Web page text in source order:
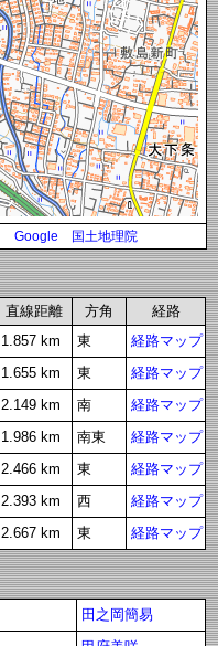
Google 国土地理院
直線距離 方角
経路
1.857 km 東
経路マップ
1.655 km 東
経路マップ
2.149 km 南
経路マップ
1.986 km 南東
経路マップ
2.466 km 東
経路マップ
2.393 km 西
経路マップ
2.667 km 東 経路マップ
田之岡簡易